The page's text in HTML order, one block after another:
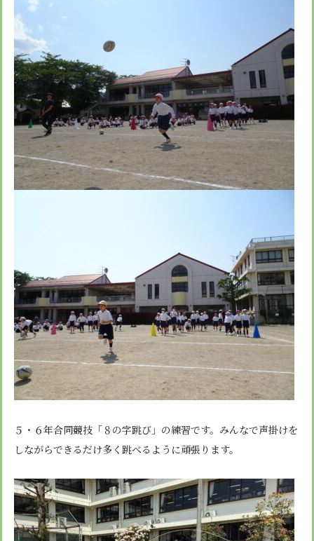
５・６年合同競技「８の字跳び」の練習です。みんなで声掛けを
しながらできるだけ多く跳べるように頑張ります。